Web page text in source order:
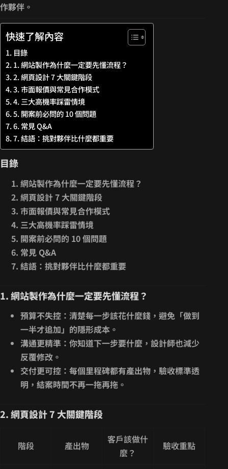
作夥伴。
快速了解內容
目錄
1. 網站製作為什麼一定要先懂流程？
2. 網頁設計 7 大關鍵階段
3. 市面報價與常見合作模式
4. 三大高機率踩雷情境
5. 開案前必問的 10 個問題
6. 常見 Q&A
7. 結語：挑對夥伴比什麼都重要
目錄
網站製作為什麼一定要先懂流程？
網頁設計 7 大關鍵階段
市面報價與常見合作模式
三大高機率踩雷情境
開案前必問的 10 個問題
常見 Q&A
結語：挑對夥伴比什麼都重要
1. 網站製作為什麼一定要先懂流程？
預算不失控 ：清楚每一步該花什麼錢，避免「做到
一半才追加」的隱形成本。
溝通更精準 ：你知道下一步要什麼，設計師也減少
反覆修改。
交付更可控 ：每個里程碑都有產出物，驗收標準透
明，結案時間不再一拖再拖。
2. 網頁設計 7 大關鍵階段
階段 產出物
客戶該做什
麼？
驗收重點